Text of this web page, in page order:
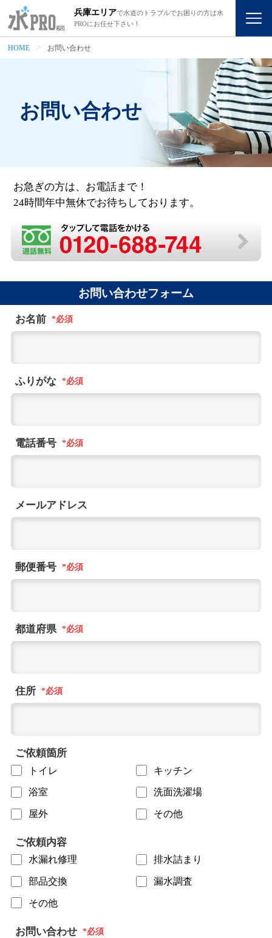
兵庫エリアで水道のトラブルでお困りの方は水
PROにお任せ下さい！
HOME お問い合わせ
お問い合わせ
お急ぎの方は、お電話まで！
24時間年中無休でお待ちしております。
お問い合わせフォーム
お名前
ふりがな
電話番号
メールアドレス
郵便番号
都道府県
住所
ご依頼箇所
トイレ キッチン
浴室 洗面洗濯場
屋外 その他
ご依頼内容
水漏れ修理 排水詰まり
部品交換 漏水調査
その他
お問い合わせ